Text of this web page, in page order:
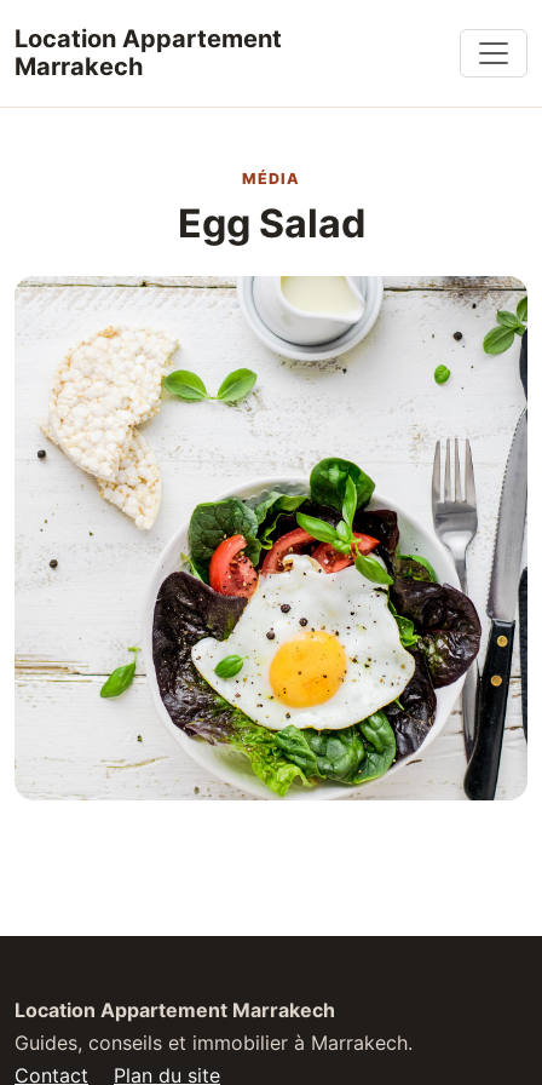
Location Appartement
Marrakech
MÉDIA
Egg Salad
Location Appartement Marrakech
Guides, conseils et immobilier à Marrakech.
Contact
Plan du site